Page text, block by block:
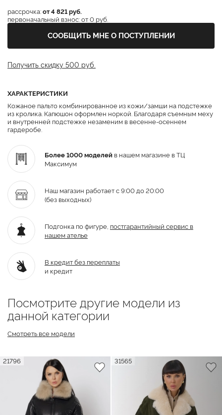
рассрочка:от 4 821 руб.
первоначальный взнос: от 0 руб.
СООБЩИТЬ МНЕ О ПОСТУПЛЕНИИ
Получить скидку 500 руб.
ХАРАКТЕРИСТИКИ
Кожаное пальто комбинированное из кожи/замши на подстежке
из кролика. Капюшон оформлен норкой. Благодаря съемным меху
и внутренней подстежке незаменим в весенне-осеннем
гардеробе.
Более 1000 моделей в нашем магазине в ТЦ
Максимум
Наш магазин работает с 9:00 до 20:00
(без выходных)
Подгонка по фигуре, постгарантийный сервис в
нашем ателье
В кредит без переплаты
и кредит
Посмотрите другие модели из
данной категории
Смотреть все модели
21796 31565